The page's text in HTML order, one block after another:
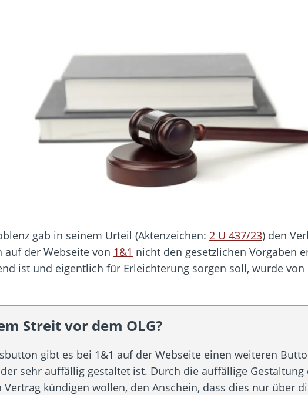
zerschlägt weltweit aktive Phishing-Plattform „Kratos“ – Hunderttausende Opfer
Wahlfreiheit der Verbraucher gestärkt – Gerichtsurteil zu Apple
gab in seinem Urteil (Aktenzeichen: 2 U 437/23) den
der Webseite von 1&1 nicht den gesetzlichen Vorgaben
ist und eigentlich für Erleichterung sorgen soll, wurde
Streit vor dem OLG?
gibt es bei 1&1 auf der Webseite einen weiteren
der sehr auffällig gestaltet ist. Durch die auffällige
kündigen wollen, den Anschein, dass dies nur über